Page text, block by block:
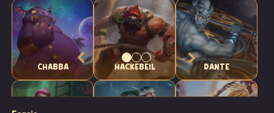
CHABBA HACKEBEIL DANTE